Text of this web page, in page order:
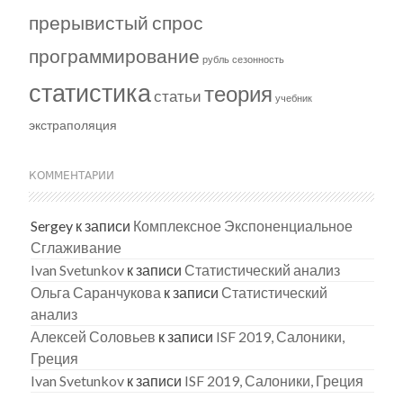
прерывистый спрос
программирование рубль сезонность
статистикастатьи теория учебник
экстраполяция
КОММЕНТАРИИ
Sergey к записи Комплексное Экспоненциальное
Сглаживание
Ivan Svetunkov к записиСтатистический анализ
Ольга Саранчукова к записиСтатистический
анализ
Алексей Соловьев к записи ISF 2019, Салоники,
Греция
Ivan Svetunkov к записи ISF 2019, Салоники, Греция